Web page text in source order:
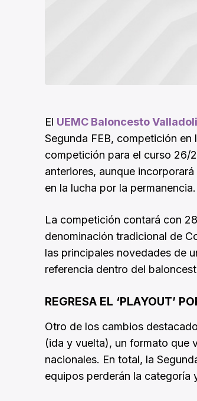
El UEMC Baloncesto
Segunda FEB, competición
competición para el curso 26/
anteriores, aunque
en la lucha por la permanencia.
La competición contará con
denominación tradicional de
las principales novedades de
referencia dentro del
REGRESA EL ‘PLAYOUT’
Otro de los cambios
(ida y vuelta), un formato que
nacionales. En total, la
equipos perderán la categoría